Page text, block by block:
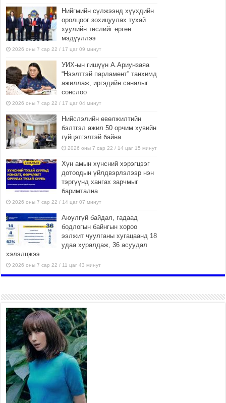
Нийгмийн сүлжээнд хүүхдийн
оролцоог зохицуулах тухай
хуулийн төслийг өргөн
мэдүүллээ
2026 оны 7 сар 22 / 17 цаг 09 минут
УИХ-ын гишүүн А.Ариунзаяа
“Нээлттэй парламент” танхимд
ажиллаж, иргэдийн саналыг
сонслоо
2026 оны 7 сар 22 / 17 цаг 04 минут
Нийслэлийн өвөлжилтийн
бэлтгэл ажил 50 орчим хувийн
гүйцэтгэлтэй байна
2026 оны 7 сар 22 / 14 цаг 15 минут
Хүн амын хүнсний хэрэгцээг
дотоодын үйлдвэрлэлээр нэн
тэргүүнд хангах зарчмыг
баримтална
2026 оны 7 сар 22 / 14 цаг 07 минут
Аюулгүй байдал, гадаад
бодлогын байнгын хороо
ээлжит чуулганы хугацаанд 18
удаа хуралдаж, 36 асуудал
хэлэлцжээ
2026 оны 7 сар 22 / 11 цаг 43 минут
боломжтой-Хүүхэд хөгжүүлэх
төв” байгуулах төсөлд төр,
хувийн хэвшлийн түншлэлийн хүрээнд хамтран
ажиллахыг урьж байна
2026 оны 7 сар 22 / 9 цаг 28 минут
Б.Пүрэвдагва: “Урт цагаан”-ыг
залуучууд чөлөөт цагаа
өнгөрүүлдэг, жуулчид зорьж
ирдэг цэг болгоно
2026 оны 7 сар 21 / 16 цаг 47 минут